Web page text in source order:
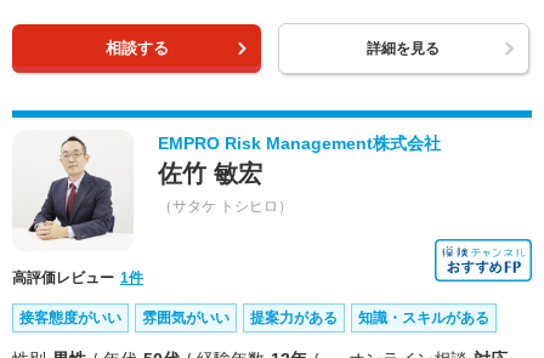
相談する 詳細を見る
EMPRO Risk Management株式会社
佐竹 敏宏
（サタケ トシヒロ）
高評価レビュー 1件
接客態度がいい 雰囲気がいい 提案力がある 知識・スキルがある